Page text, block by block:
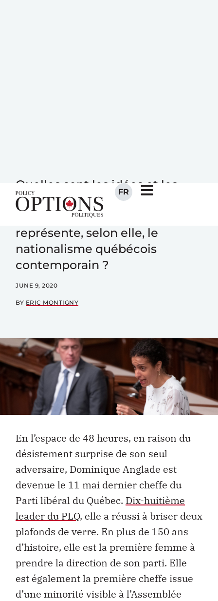
Quelles sont les idées et les
motivations de la première
femme à diriger le PLQ ? Que
représente, selon elle, le
nationalisme québécois
contemporain ?
JUNE 9, 2020
BY ERIC MONTIGNY
En l’espace de 48 heures, en raison du
désistement surprise de son seul
adversaire, Dominique Anglade est
devenue le 11 mai dernier cheffe du
Parti libéral du Québec. Dix-huitième
leader du PLQ, elle a réussi à briser deux
plafonds de verre. En plus de 150 ans
d’histoire, elle est la première femme à
prendre la direction de son parti. Elle
est également la première cheffe issue
d’une minorité visible à l’Assemblée